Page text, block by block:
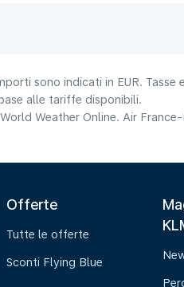
sono indicati in EUR. Tasse
alle tariffe disponibili.
Weather Online. Air
Offerte
Tutte le offerte
Sconti Flying Blue